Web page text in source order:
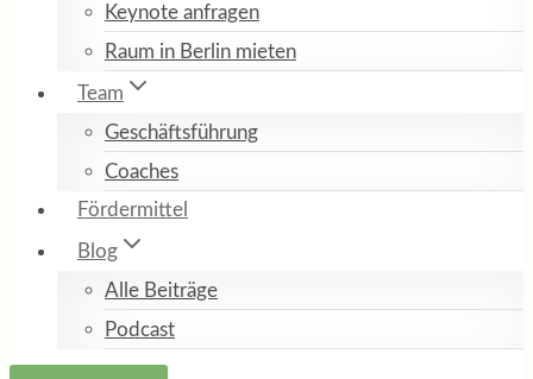
Keynote anfragen
Raum in Berlin mieten
Team
Geschäftsführung
Coaches
Fördermittel
Blog
Alle Beiträge
Podcast